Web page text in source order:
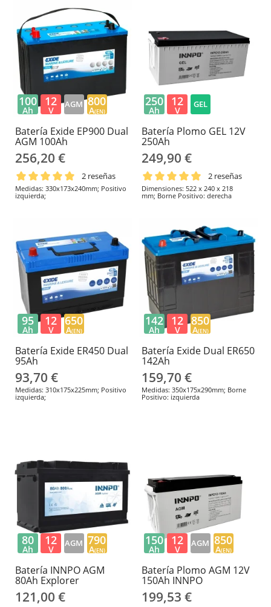
Batería Exide EP900 Dual
AGM 100Ah
256,20 €
2 reseñas
Medidas: 330x173x240mm; Positivo
izquierda;
100
Ah
12
V
AGM 800
A(EN)
Batería Plomo GEL 12V
250Ah
249,90 €
2 reseñas
Dimensiones: 522 x 240 x 218
mm; Borne Positivo: derecha
250
Ah
12
V
GEL
Batería Exide ER450 Dual
95Ah
93,70 €
Medidas: 310x175x225mm; Positivo
izquierda;
95
Ah
12
V
650
A(EN)
Batería Exide Dual ER650
142Ah
159,70 €
Medidas: 350x175x290mm; Borne
Positivo: izquierda
142
Ah
12
V
850
A(EN)
Batería INNPO AGM
80Ah Explorer
121,00 €
80
Ah
12
V
AGM 790
A(EN)
Batería Plomo AGM 12V
150Ah INNPO
199,53 €
150
Ah
12
V
AGM 850
A(EN)